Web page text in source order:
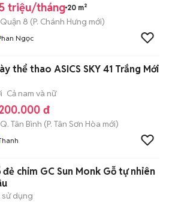
triệu/tháng 20 m²
Quận 8 (P. Chánh Hưng mới)
Ngọc
thể thao ASICS SKY 41 Trắng Mới
Cả nam và nữ
đ
Q. Tân Bình (P. Tân Sơn Hòa mới)
đẻ chim GC Sun Monk Gỗ tự nhiên
dụng